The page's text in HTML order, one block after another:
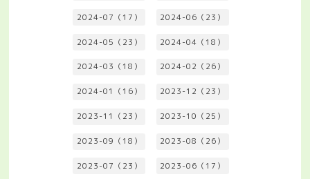
2024-07（17） 2024-06（23）
2024-05（23） 2024-04（18）
2024-03（18） 2024-02（26）
2024-01（16） 2023-12（23）
2023-11（23） 2023-10（25）
2023-09（18） 2023-08（26）
2023-07（23） 2023-06（17）